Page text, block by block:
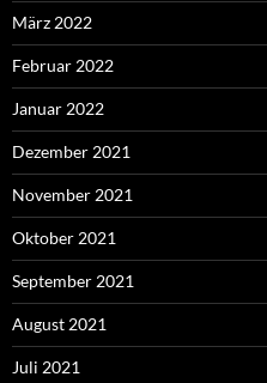
März 2022
Februar 2022
Januar 2022
Dezember 2021
November 2021
Oktober 2021
September 2021
August 2021
Juli 2021